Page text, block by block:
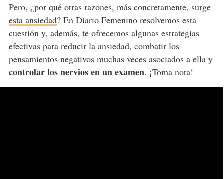
Pero, ¿por qué otras razones, más concretamente, surge
esta ansiedad? En Diario Femenino resolvemos esta
cuestión y, además, te ofrecemos algunas estrategias
efectivas para reducir la ansiedad, combatir los
pensamientos negativos muchas veces asociados a ella y
controlar los nervios en un examen. ¡Toma nota!